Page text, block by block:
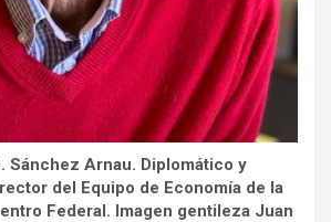
Sánchez Arnau. Diplomático y
del Equipo de Economía de la
Federal. Imagen gentileza Juan